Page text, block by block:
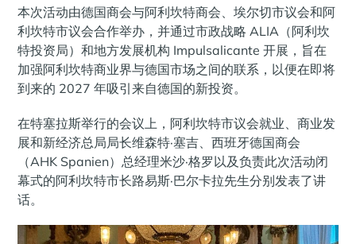
本次活动由德国商会与阿利坎特商会、埃尔切市议会和阿
利坎特市议会合作举办，并通过市政战略 ALIA（阿利坎
特投资局）和地方发展机构 Impulsalicante 开展，旨在
加强阿利坎特商业界与德国市场之间的联系，以便在即将
到来的 2027 年吸引来自德国的新投资。
在特塞拉斯举行的会议上，阿利坎特市议会就业、商业发
展和新经济总局局长维森特·塞吉、西班牙德国商会
（AHK Spanien）总经理米沙·格罗以及负责此次活动闭
幕式的阿利坎特市长路易斯·巴尔卡拉先生分别发表了讲
话。